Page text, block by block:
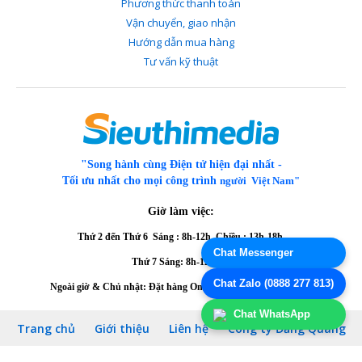
Website: Sieuthimedia.vn
Phương thức thanh toán
Vận chuyển, giao nhận
Hướng dẫn mua hàng
Tư vấn kỹ thuật
"Song hành cùng Điện tử hiện đại nhất -
Tối ưu nhất cho mọi công trình người Việt Nam"
Giờ làm việc:
Thứ 2 đến Thứ 6 Sáng : 8h-12h Chiều : 13h-18h
Thứ 7 Sáng: 8h-12h Chiều 13h-16h
Ngoài giờ & Chủ nhật: Đặt hàng Online hoặc Gọi0888 277 813
Trang chủ Giới thiệu Liên hệ Công ty Đăng Quang
Chat Messenger
Chat Zalo (0888 277 813)
Chat WhatsApp